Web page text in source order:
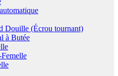
Douille (Écrou tournant)
à Butée